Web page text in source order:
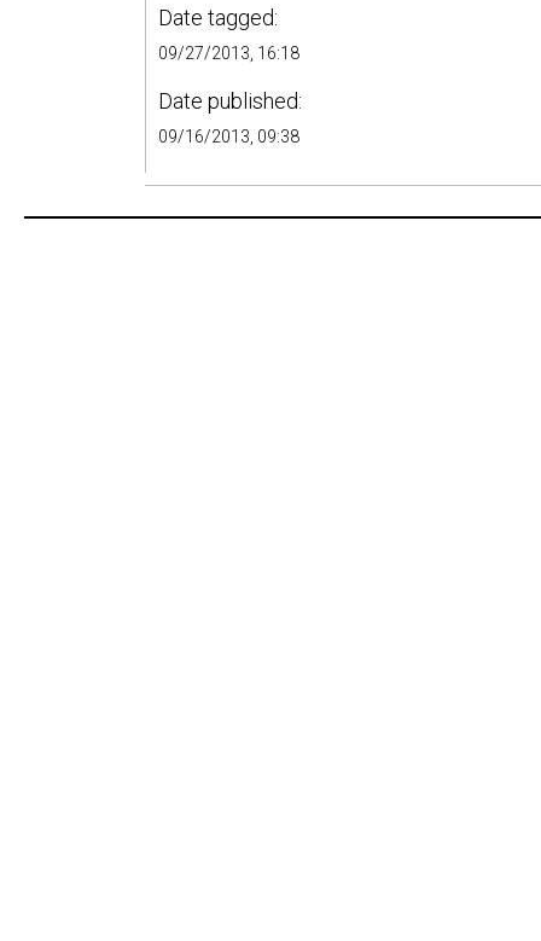
Date tagged:
09/27/2013, 16:18
Date published:
09/16/2013, 09:38